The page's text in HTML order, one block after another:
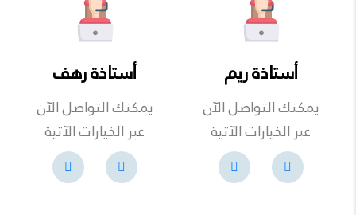
أستاذة ريم
يمكنك التواصل الآن
عبر الخيارات الآتية
أستاذة رهف
يمكنك التواصل الآن
عبر الخيارات الآتية